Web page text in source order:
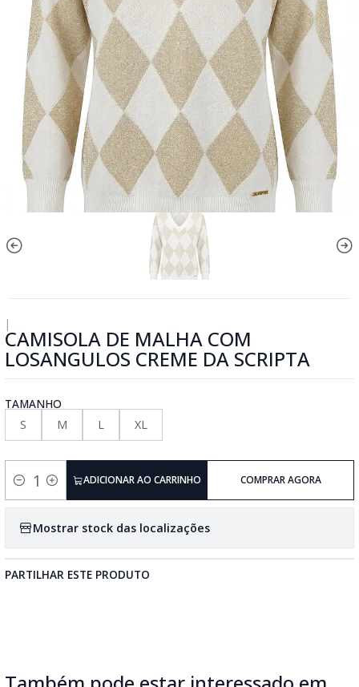
|
CAMISOLA DE MALHA COM
LOSANGULOS CREME DA SCRIPTA
TAMANHO
S
M L XL
Quantidade
ADICIONAR AO CARRINHO COMPRAR AGORA
Mostrar stock das localizações
PARTILHAR ESTE PRODUTO